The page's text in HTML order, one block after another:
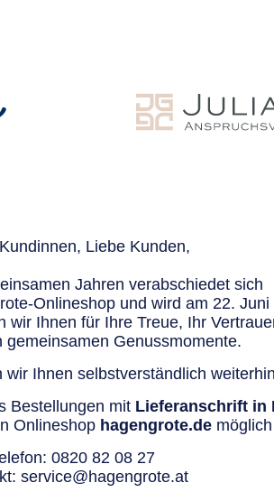
Liebe Kunden,
Jahren verabschiedet sich
Onlineshop und wird am 22. Juni
wir Ihnen für Ihre Treue, Ihr
gemeinsamen Genussmomente.
Ihnen selbstverständlich
Bestellungen mit Lieferanschrift in
Onlineshop hagengrote.demöglich
0820 82 08 27
service@hagengrote.at